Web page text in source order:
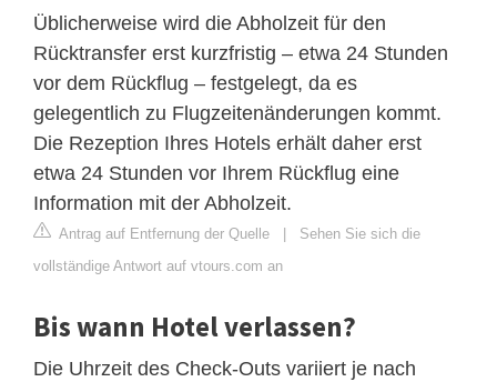
Üblicherweise wird die Abholzeit für den
Rücktransfer erst kurzfristig – etwa 24 Stunden
vor dem Rückflug – festgelegt, da es
gelegentlich zu Flugzeitenänderungen kommt.
Die Rezeption Ihres Hotels erhält daher erst
etwa 24 Stunden vor Ihrem Rückflug eine
Information mit der Abholzeit.
Antrag auf Entfernung der Quelle | Sehen Sie sich die
vollständige Antwort auf vtours.com an
Bis wann Hotel verlassen?
Die Uhrzeit des Check-Outs variiert je nach